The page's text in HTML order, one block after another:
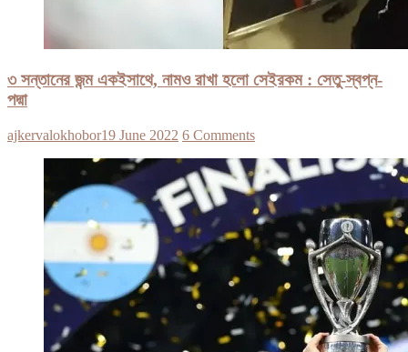
৩ সন্তানের জন্ম একইসাথে, নামও রাখা হলো সেইরকম : সেতু-স্বপ্ন-
পদ্মা
ajkervalokhobor19 June 2022 6 Comments